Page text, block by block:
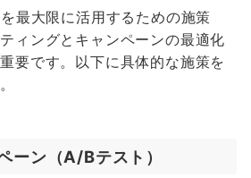
最大限に活用するための施策
ィングとキャンペーンの最適化
要です。以下に具体的な施策を
ーン（A/Bテスト）